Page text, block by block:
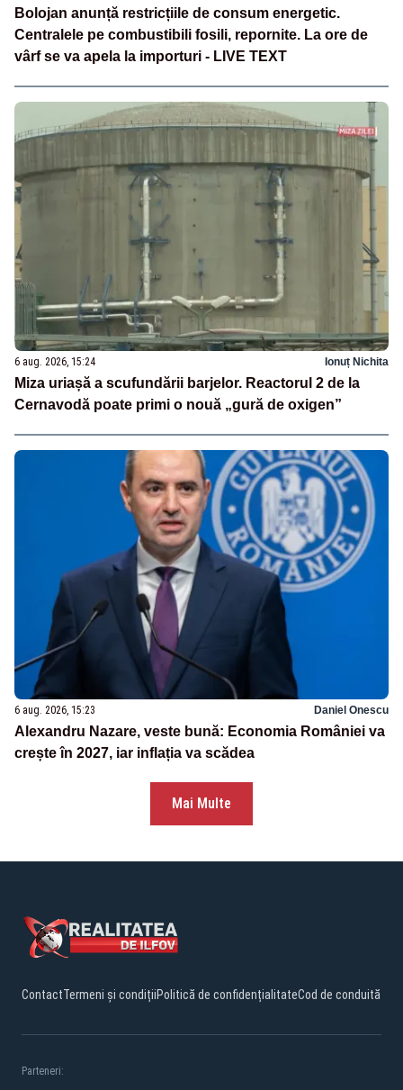
Bolojan anunță restricțiile de consum energetic.
Centralele pe combustibili fosili, repornite. La ore de
vârf se va apela la importuri - LIVE TEXT
6 aug. 2026, 15:24 Ionuț Nichita
Miza uriașă a scufundării barjelor. Reactorul 2 de la
Cernavodă poate primi o nouă „gură de oxigen”
6 aug. 2026, 15:23 Daniel Onescu
Alexandru Nazare, veste bună: Economia României va
crește în 2027, iar inflația va scădea
Mai Multe
ContactTermeni și condițiiPolitică de confidențialitateCod de conduită
Parteneri: